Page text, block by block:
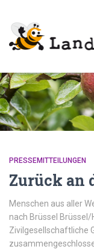
PRESSEMITTEILUNGEN
Zurück an
Menschen aus aller
nach Brüssel
Zivilgesellschaftliche